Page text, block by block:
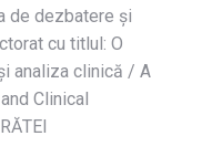
de dezbatere și
cu titlul: O
analiza clinică / A
Clinical